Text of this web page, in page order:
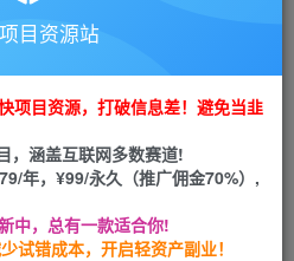
看
99
立即购买
！建议登陆后购买，可保存购买订单
目资源站
项目资源，打破信息差！避免当韭
，涵盖互联网多数赛道!
年，¥99/永久（推广佣金70%）,
中，总有一款适合你!
试错成本，开启轻资产副业！